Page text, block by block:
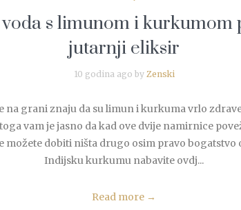
s limunom i kurkumom
jutarnji eliksir
10 godina ago by Zenski
na grani znaju da su limun i kurkuma vrlo
vam je jasno da kad ove dvije namirnice
možete dobiti ništa drugo osim pravo bogatstvo
Indijsku kurkumu nabavite ovdj...
Read more →